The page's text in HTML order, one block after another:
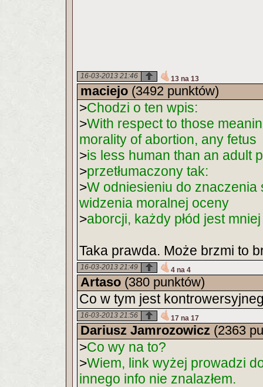
16-03-2013 21:46 13 na 13
maciejo (3492 punktów)
>Chodzi o ten wpis:
>With respect to those
morality of abortion, any fetus
>is less human than an adult
>przetłumaczony tak:
>W odniesieniu do znaczenia
widzenia moralnej oceny
>aborcji, każdy płód jest
Taka prawda. Może brzmi to
16-03-2013 21:49 4 na 4
Artaso (380 punktów)
Co w tym jest
16-03-2013 21:56 17 na 17
Dariusz Jamrozowicz (2363
>Co wy na to?
>Wiem, link wyżej prowadzi
innego info nie znalazłem.